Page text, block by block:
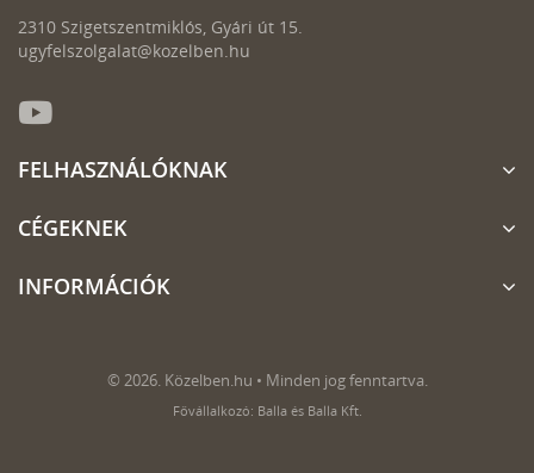
2310 Szigetszentmiklós, Gyári út 15.
ugyfelszolgalat@kozelben.hu
FELHASZNÁLÓKNAK
CÉGEKNEK
INFORMÁCIÓK
© 2026. Közelben.hu • Minden jog fenntartva.
Fővállalkozó: Balla és Balla Kft.